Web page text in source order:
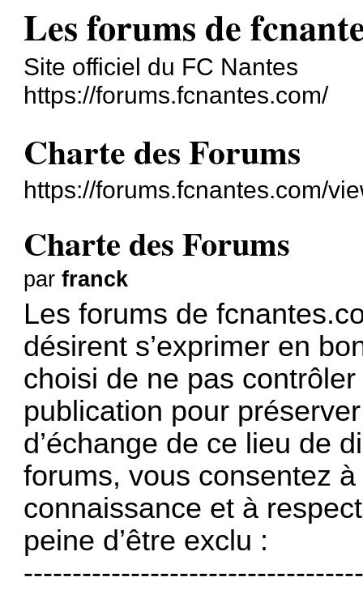
Les forums de
Site officiel du FC Nantes
https://forums.fcnantes.com/
Charte des Forums
https://forums.fcnantes.com/
Charte des Forums
parfranck
Les forums de
désirent s’exprimer en
choisi de ne pas
publication pour
d’échange de ce lieu de
forums, vous consentez
connaissance et à
peine d’être exclu :